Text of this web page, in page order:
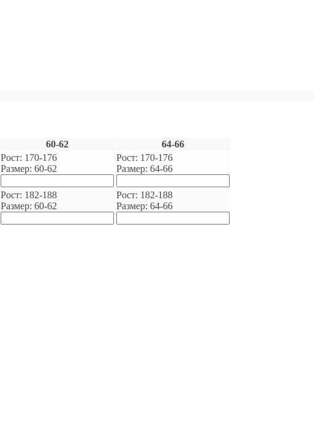
60-62 64-66
Рост: 170-176
Размер: 60-62
Рост: 170-176
Размер: 64-66
Рост: 182-188
Размер: 60-62
Рост: 182-188
Размер: 64-66